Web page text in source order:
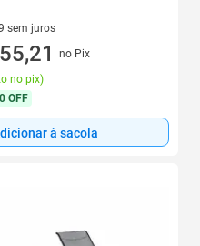
sem juros
sem jurosno Pix
no pix)
OFF
à sacola